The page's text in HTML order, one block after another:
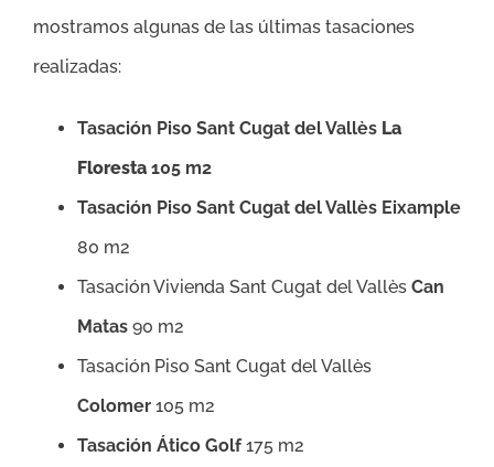
mostramos algunas de las últimas tasaciones
realizadas:
Tasación Piso Sant Cugat del Vallès La
Floresta 105 m2
Tasación Piso Sant Cugat del Vallès Eixample
80 m2
Tasación Vivienda Sant Cugat del Vallès Can
Matas 90 m2
Tasación Piso Sant Cugat del Vallès
Colomer 105 m2
Tasación Ático Golf175 m2